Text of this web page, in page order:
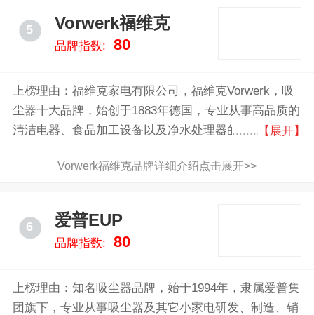
5 Vorwerk福维克
品牌指数: 80
上榜理由：福维克家电有限公司，福维克Vorwerk，吸
尘器十大品牌，始创于1883年德国，专业从事高品质的
清洁电器、食品加工设备以及净水处理器的制造商【展开】
Vorwerk福维克品牌详细介绍点击展开>>
6 爱普EUP
品牌指数: 80
上榜理由：知名吸尘器品牌，始于1994年，隶属爱普集
团旗下，专业从事吸尘器及其它小家电研发、制造、销